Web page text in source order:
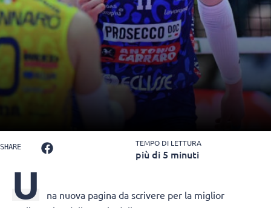
SHARE TEMPO DI LETTURA
più di 5 minuti
U
na nuova pagina da scrivere per la miglior